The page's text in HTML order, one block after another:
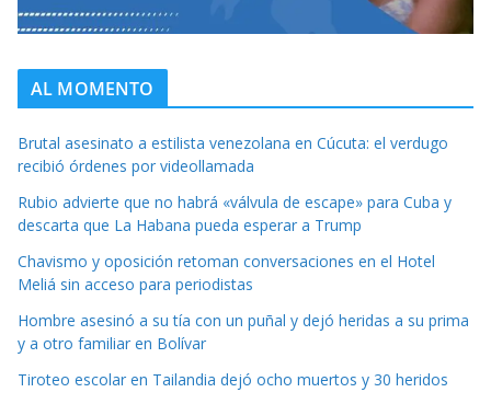
AL MOMENTO
Brutal asesinato a estilista venezolana en Cúcuta: el verdugo
recibió órdenes por videollamada
Rubio advierte que no habrá «válvula de escape» para Cuba y
descarta que La Habana pueda esperar a Trump
Chavismo y oposición retoman conversaciones en el Hotel
Meliá sin acceso para periodistas
Hombre asesinó a su tía con un puñal y dejó heridas a su prima
y a otro familiar en Bolívar
Tiroteo escolar en Tailandia dejó ocho muertos y 30 heridos